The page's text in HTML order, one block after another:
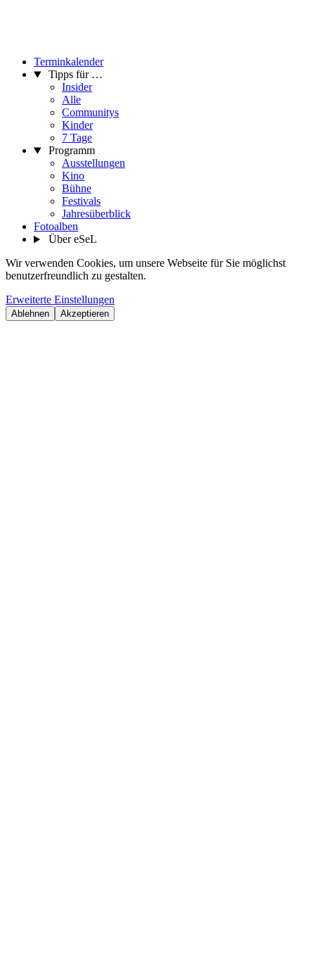
Terminkalender
Tipps für …
Insider
Alle
Communitys
Kinder
7 Tage
Programm
Ausstellungen
Kino
Bühne
Festivals
Jahresüberblick
Fotoalben
Über eSeL
Wir verwenden Cookies, um unsere Webseite für Sie möglichst
benutzerfreundlich zu gestalten.
Erweiterte Einstellungen
Ablehnen Akzeptieren